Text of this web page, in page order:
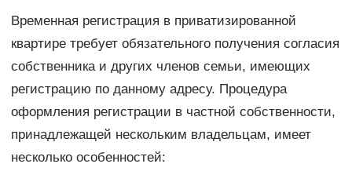
Временная регистрация в приватизированной
квартире требует обязательного получения согласия
собственника и других членов семьи, имеющих
регистрацию по данному адресу. Процедура
оформления регистрации в частной собственности,
принадлежащей нескольким владельцам, имеет
несколько особенностей: